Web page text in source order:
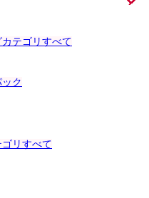
テゴリすべて
ク
リすべて